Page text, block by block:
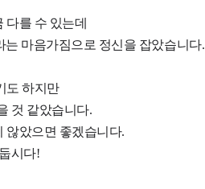
다를 수 있는데
는 마음가짐으로 정신을 잡았습니다.
도 하지만
것 같았습니다.
않았으면 좋겠습니다.
시다!